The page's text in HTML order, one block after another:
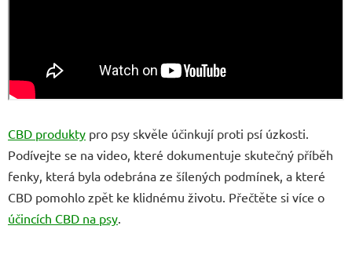
CBD produkty pro psy skvěle účinkují proti psí úzkosti.
Podívejte se na video, které dokumentuje skutečný příběh
fenky, která byla odebrána ze šílených podmínek, a které
CBD pomohlo zpět ke klidnému životu. Přečtěte si více o
účincích CBD na psy